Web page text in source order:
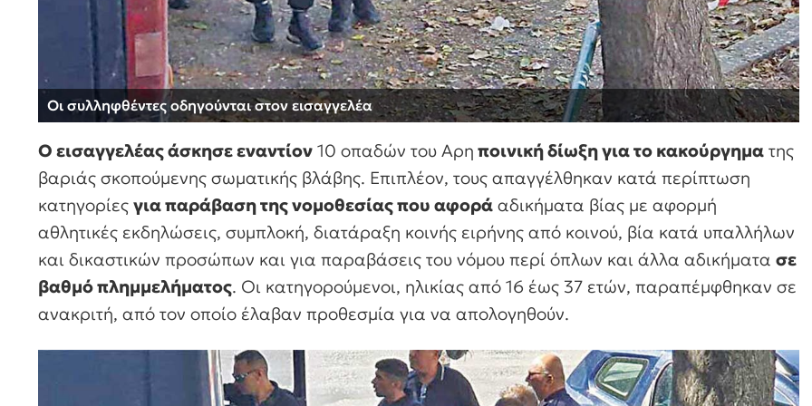
Οι συλληφθέντες οδηγούνται στον εισαγγελέα
Ο εισαγγελέας άσκησε εναντίον 10 οπαδών του Αρη ποινική δίωξη για το κακούργημα της
βαριάς σκοπούμενης σωματικής βλάβης. Επιπλέον, τους απαγγέλθηκαν κατά περίπτωση
κατηγορίες για παράβαση της νομοθεσίας που αφορά αδικήματα βίας με αφορμή
αθλητικές εκδηλώσεις, συμπλοκή, διατάραξη κοινής ειρήνης από κοινού, βία κατά υπαλλήλων
και δικαστικών προσώπων και για παραβάσεις του νόμου περί όπλων και άλλα αδικήματα σε
βαθμό πλημμελήματος. Οι κατηγορούμενοι, ηλικίας από 16 έως 37 ετών, παραπέμφθηκαν σε
ανακριτή, από τον οποίο έλαβαν προθεσμία για να απολογηθούν.